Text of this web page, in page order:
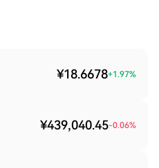
¥18.6678+1.97%
¥439,040.45-0.06%